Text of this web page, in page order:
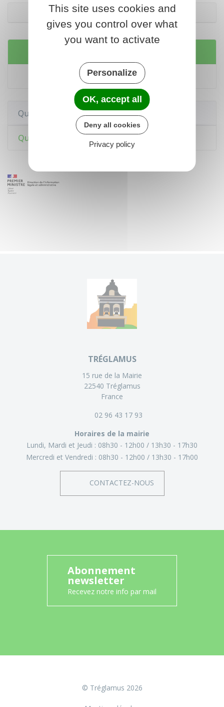
Outre-mer
Saisir en ligne le Défenseur des droits
Questions ? Réponses !
Quels justificatif de domicile faut-il fournir ?
TRÉGLAMUS
15 rue de la Mairie
22540 Tréglamus
France
02 96 43 17 93
Horaires de la mairie
Lundi, Mardi et Jeudi : 08h30 - 12h00
13h30 - 17h30
Mercredi et Vendredi : 08h30 - 12h00 13h30 - 17h00
CONTACTEZ-NOUS
Abonnement
newsletter
Recevez notre info par mail
© Tréglamus 2026
This site uses cookies and
gives you control over what
you want to activate
Personalize
OK, accept all
Deny all cookies
Privacy policy